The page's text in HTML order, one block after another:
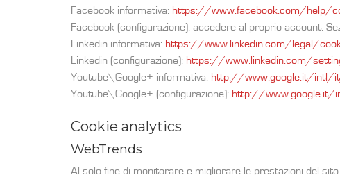
Facebook informativa: https://www.facebook.com/help/
Facebook (configurazione): accedere al proprio account.
Linkedin informativa: https://www.linkedin.com/legal/
Linkedin (configurazione): https://www.linkedin.com/
Youtube\Google+ informativa: http://www.google.it/intl/
Youtube\Google+ (configurazione): http://www.google.it/
Cookie analytics
WebTrends
Al solo fine di monitorare e migliorare le prestazioni del